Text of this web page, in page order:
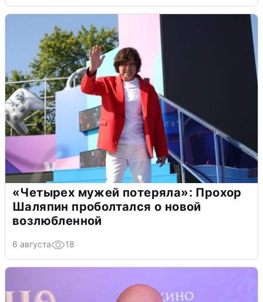
«Четырех мужей потеряла»: Прохор
Шаляпин проболтался о новой
возлюбленной
6 августа 18